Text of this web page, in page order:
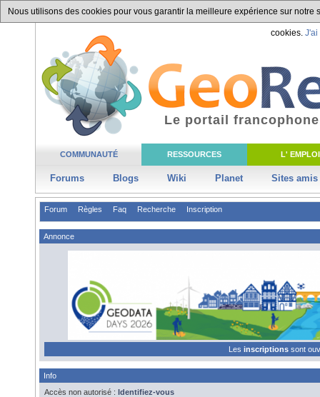
Nous utilisons des cookies pour vous garantir la meilleure expérience sur
cookies. J'ai
COMMUNAUTÉ RESSOURCES L' EMPLOI
Forums Blogs Wiki Planet Sites amis
Le portail
Forum Règles Faq Recherche Inscription
Annonce
Les inscriptions sont
Info
Accès non autorisé : Identifiez-vous